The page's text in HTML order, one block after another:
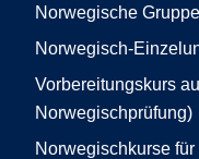
m
Norwegische
Norwegisch-
Vorbereitungskurs
Norwegischprüfung)
Norwegischkurse für